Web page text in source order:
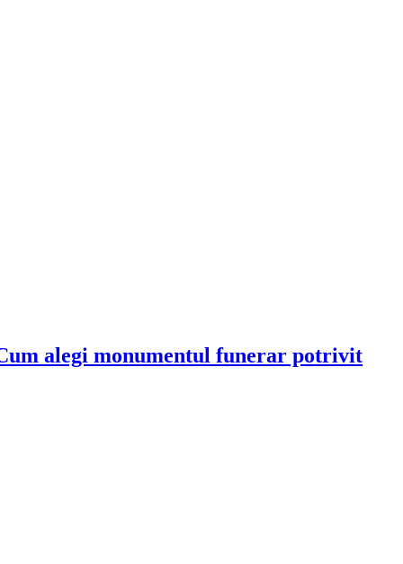
alegi monumentul funerar potrivit